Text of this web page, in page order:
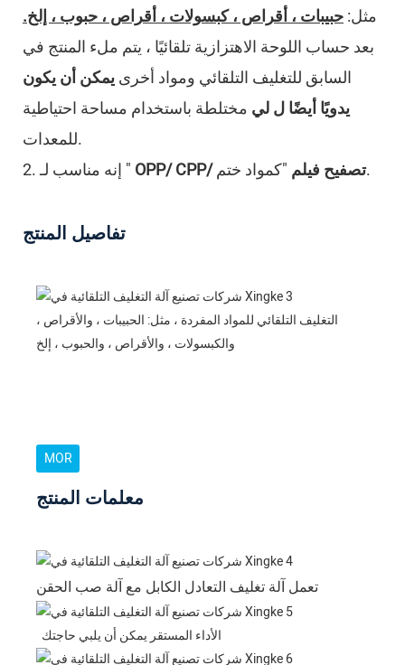
مثل:حبيبات ، أقراص ، كبسولات ، أقراص ، حبوب ، إلخ.
بعد حساب اللوحة الاهتزازية تلقائيًا ، يتم ملء المنتج في
السابق للتغليف التلقائي ومواد أخرىيمكن أن يكون
يدويًا أيضًاللي مختلطة باستخدام مساحة احتياطية
للمعدات.
2. إنه مناسب لـ "
OPP/ CPP/ تصفيح فيلم"كمواد ختم.
تفاصيل المنتج
التغليف التلقائي للمواد المفردة ، مثل: الحبيبات ، والأقراص ،
والكبسولات ، والأقراص ، والحبوب ، إلخ
MOR
معلمات المنتج
تعمل آلة تغليف التعادل الكابل مع آلة صب الحقن
الأداء المستقر يمكن أن يلبي حاجتك